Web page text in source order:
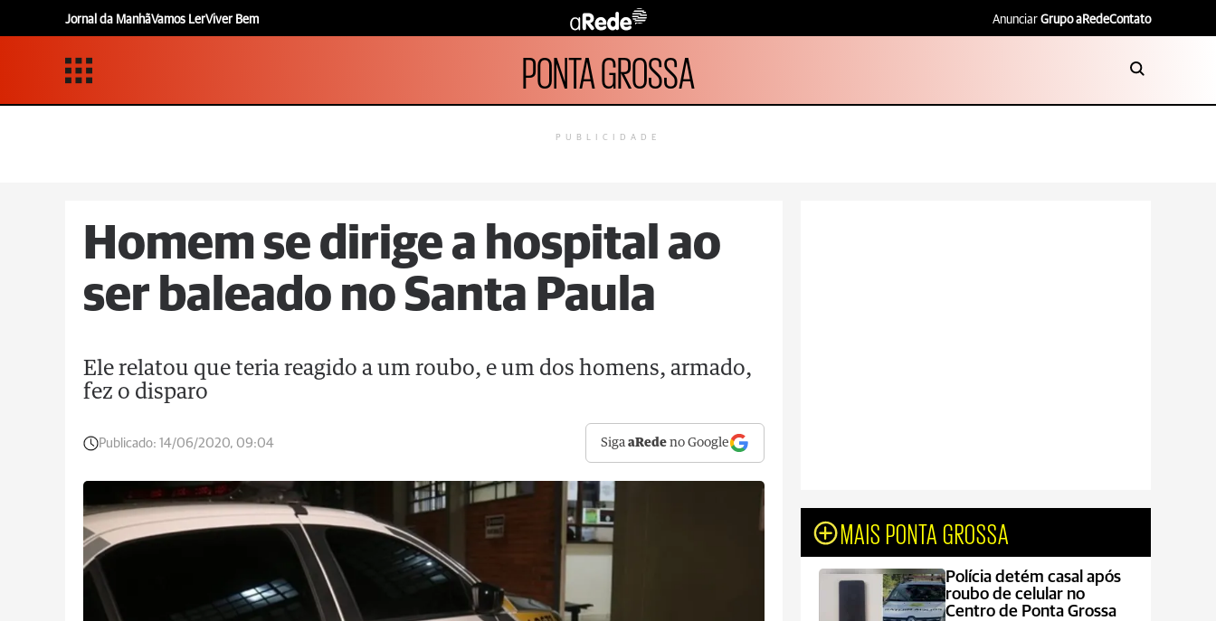
Jornal da ManhãVamos LerViver Bem Anunciar Grupo aRedeContato
PONTA GROSSA
PUBLICIDADE
Homem se dirige a hospital ao
ser baleado no Santa Paula
Ele relatou que teria reagido a um roubo, e um dos homens, armado,
fez o disparo
Publicado: 14/06/2020, 09:04 SigaaRede no Google
MAIS PONTA GROSSA
Polícia detém casal após
roubo de celular no
Centro de Ponta Grossa